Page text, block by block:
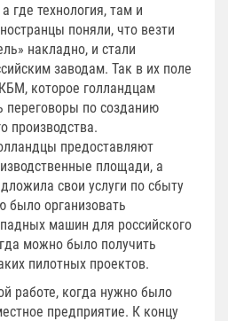
где технология, там и
поняли, что везти
накладно, и стали
заводам. Так в их поле
которое голландцам
переговоры по созданию
производства.
предоставляют
площади, а
свои услуги по сбыту
было организовать
машин для российского
можно было получить
пилотных проектов.
работе, когда нужно было
предприятие. К концу